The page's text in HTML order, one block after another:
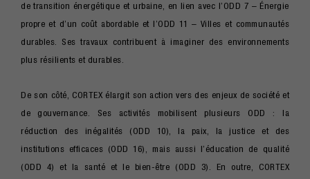
de transition énergétique et urbaine, en lien avec l’ODD 7 – Énergie
propre et d’un coût abordable et l’ODD 11 – Villes et communautés
durables. Ses travaux contribuent à imaginer des environnements
plus résilients et durables.
De son côté, CORTEX élargit son action vers des enjeux de société et
de gouvernance. Ses activités mobilisent plusieurs ODD : la
réduction des inégalités (ODD 10), la paix, la justice et des
institutions efficaces (ODD 16), mais aussi l’éducation de qualité
(ODD 4) et la santé et le bien-être (ODD 3). En outre, CORTEX